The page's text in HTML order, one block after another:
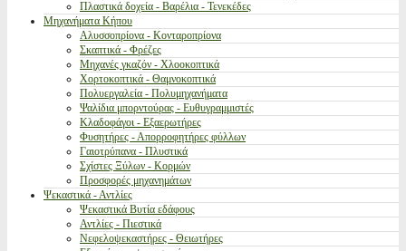
Πλαστικά δοχεία - Βαρέλια - Τενεκέδες
Μηχανήματα Κήπου
Αλυσσοπρίονα - Κονταροπρίονα
Σκαπτικά - Φρέζες
Μηχανές γκαζόν - Χλοοκοπτικά
Χορτοκοπτικά - Θαμνοκοπτικά
Πολυεργαλεία - Πολυμηχανήματα
Ψαλίδια μπορντούρας - Ευθυγραμμιστές
Κλαδοφάγοι - Εξαερωτήρες
Φυσητήρες - Απορροφητήρες φύλλων
Γαιοτρύπανα - Πλυστικά
Σχίστες Ξύλων - Κορμών
Προσφορές μηχανημάτων
Ψεκαστικά - Αντλίες
Ψεκαστικά Βυτία εδάφους
Αντλίες - Πιεστικά
Νεφελοψεκαστήρες - Θειωτήρες